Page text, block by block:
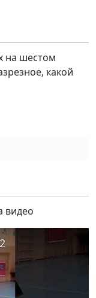
на шестом
какой
видео